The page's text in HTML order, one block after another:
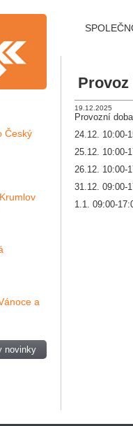
Český
a
novinky
Provoz
19.12.2025
Provozní
24.12. 10:00-
25.12. 10:00-
26.12. 10:00-
31.12. 09:00-
1.1. 09:00-